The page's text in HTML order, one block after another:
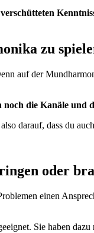
verschütteten
zu
auf der
noch die Kanäle und
darauf, dass du
oder
einen
Sie haben dazu